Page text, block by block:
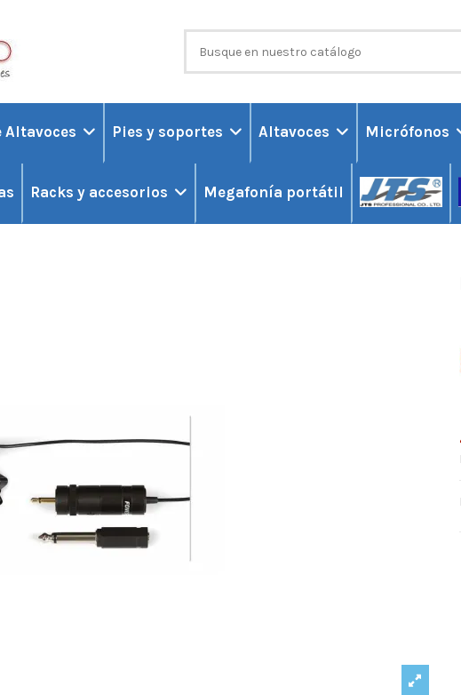
Altavoces Pies y soportes Altavoces Micrófonos
Racks y accesorios Megafonía portátil